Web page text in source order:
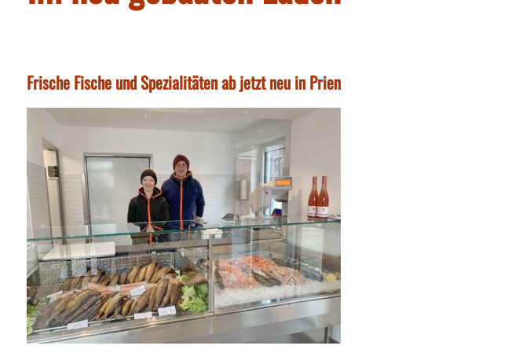
Frische Fische und Spezialitäten ab jetzt neu in Prien